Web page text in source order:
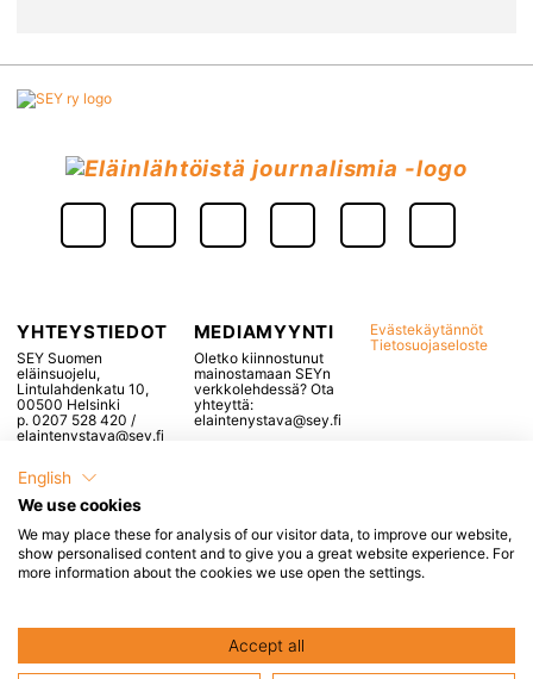
YHTEYSTIEDOT
SEY Suomen
eläinsuojelu,
Lintulahdenkatu 10,
00500 Helsinki
p. 0207 528 420 /
elaintenystava@sey.fi
MEDIAMYYNTI
Oletko kiinnostunut
mainostamaan SEYn
verkkolehdessä? Ota
yhteyttä:
elaintenystava@sey.fi
Evästekäytännöt
Tietosuojaseloste
Popup otsikko, voidaan
Tähän tulee popupin sisältö, esimerkiksi
linkkejäyms.
English
We use cookies
We may place these for analysis of our visitor data, to improve our website,
show personalised content and to give you a great website experience. For
more information about the cookies we use open the settings.
Accept all